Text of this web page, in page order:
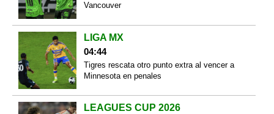
Vancouver
LIGA MX
04:44
Tigres rescata otro punto extra al vencer a
Minnesota en penales
LEAGUES CUP 2026